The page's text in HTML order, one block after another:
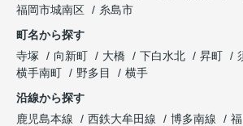
福岡市城南区
糸島市
町名から探す
寺塚
向新町 大橋 下白水北 昇町
横手南町
野多目
横手
沿線から探す
鹿児島本線
西鉄大牟田線 博多南線